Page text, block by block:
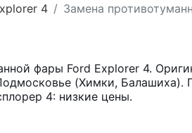
4 Замена
фары Ford Explorer 4.
(Химки, Балашиха).
4: низкие цены.